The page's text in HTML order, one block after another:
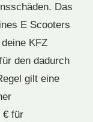
Das
E Scooters
KFZ
den dadurch
gilt eine
€ für